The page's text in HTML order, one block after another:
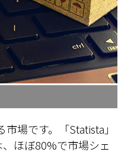
場です。「Statista」
ほぼ80%で市場シェ